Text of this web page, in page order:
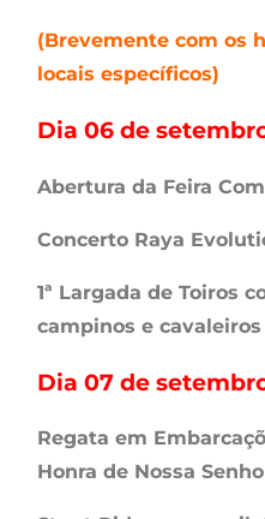
(Brevemente com os
locais específicos)
Dia 06 de
Abertura da Feira
Concerto Raya
1ª Largada de Toiros
campinos e
Dia 07 de
Regata em
Honra de Nossa